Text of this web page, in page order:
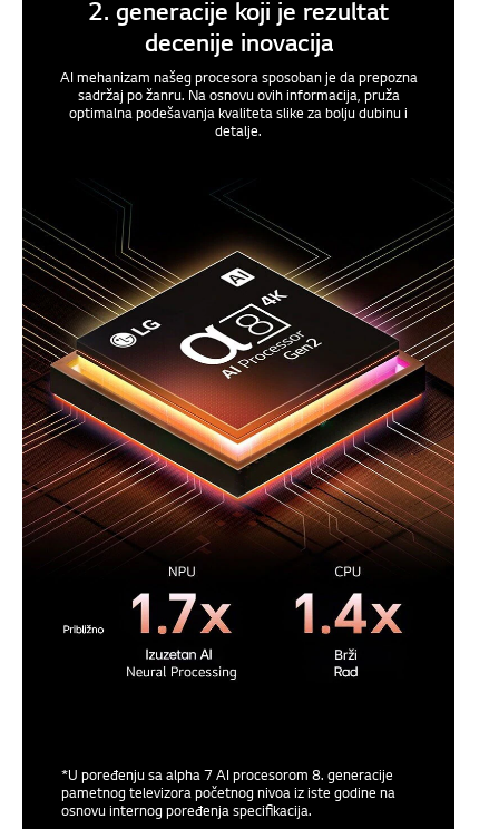
2. generacije koji je rezultat
decenije inovacija
AI mehanizam našeg procesora sposoban je da prepozna
sadržaj po žanru. Na osnovu ovih informacija, pruža
optimalna podešavanja kvaliteta slike za bolju dubinu i
detalje.
*U poređenju sa alpha 7 AI procesorom 8. generacije
pametnog televizora početnog nivoa iz iste godine na
osnovu internog poređenja specifikacija.